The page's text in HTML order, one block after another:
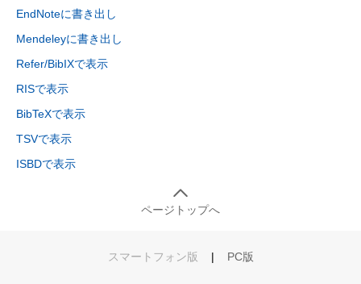
EndNoteに書き出し
Mendeleyに書き出し
Refer/BibIXで表示
RISで表示
BibTeXで表示
TSVで表示
ISBDで表示
ページトップへ
スマートフォン版 | PC版